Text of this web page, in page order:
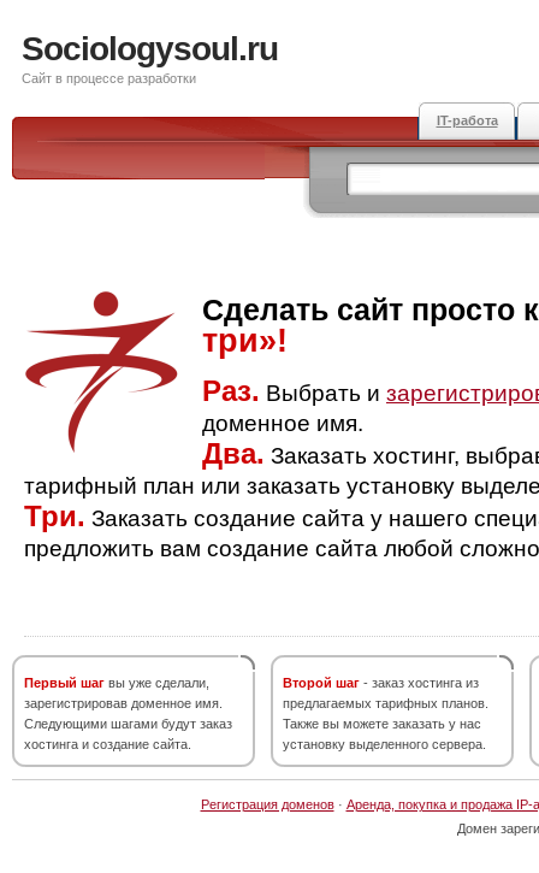
Sociologysoul.ru
Сайт в процессе разработки
IT-работа
Сделать сайт просто
три»!
Раз. Выбрать и
доменное имя.
Два. Заказать хостинг,
тарифный план или заказать установку
Три. Заказать создание сайта у нашего
предложить вам создание сайта любой
Первый шаг вы уже сделали,
зарегистрировав доменное имя.
Следующими шагами будут заказ
хостинга и создание сайта.
Второй шаг - заказ хостинга из
предлагаемых тарифных планов.
Также вы можете заказать у нас
установку выделенного сервера.
Регистрация доменов· Аренда, покупка и продажа IP-
Домен